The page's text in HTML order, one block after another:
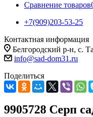
Сравнение товаров
+7(909)203-53-25
Контактная информация
Белгородский р-н, с.
info@sad-dom31.ru
Поделиться
9905728 Серп